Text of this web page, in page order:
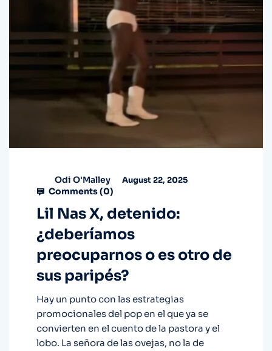
Odi O'Malley August 22, 2025
Comments (0)
Lil Nas X, detenido:
¿deberíamos
preocuparnos o es otro de
sus paripés?
Hay un punto con las estrategias
promocionales del pop en el que ya se
convierten en el cuento de la pastora y el
lobo. La señora de las ovejas, no la de